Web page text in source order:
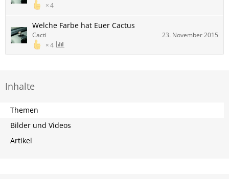
4
Welche Farbe hat Euer Cactus
4
Cacti 23. November 2015
Inhalte
Themen
Bilder und Videos
Artikel